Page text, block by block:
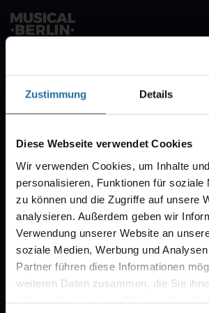
Zustimmung Details
Diese Webseite verwendet Cookies
Wir verwenden Cookies, um Inhalte
personalisieren, Funktionen für soziale
zu können und die Zugriffe auf unsere
analysieren. Außerdem geben wir
Verwendung unserer Website an
soziale Medien, Werbung und
Partner führen diese Informationen
weiteren Daten zusammen, die Sie
haben oder die sie im Rahmen Ihrer
Estaremos encantados de enviarle
entradas para "CABARET – Das
Por regla general, la venta
semanas de antelación.